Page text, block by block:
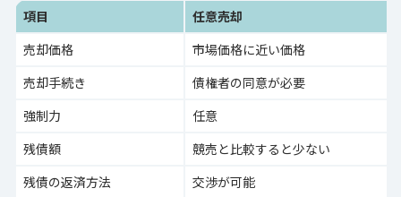
項目
任意売却
売却価格
市場価格に近い価格
売却手続き
債権者の同意が必要
強制力
任意
残債額
競売と比較すると少ない
残債の返済方法
交渉が可能